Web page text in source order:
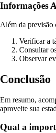
Informações
Além da previsão
Verificar a
Consultar
Observar
Conclusão
Em resumo,
aproveite sua
Qual a